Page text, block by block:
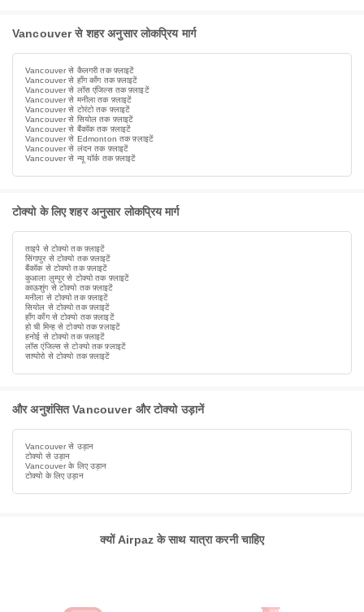
Vancouver से शहर अनुसार लोकप्रिय मार्ग
Vancouver से कैलगरी तक फ़्लाइटें
Vancouver से हाँग काँग तक फ़्लाइटें
Vancouver से लॉस एंजिल्स तक फ़्लाइटें
Vancouver से मनीला तक फ़्लाइटें
Vancouver से टोरंटो तक फ़्लाइटें
Vancouver से सियोल तक फ़्लाइटें
Vancouver से बैंकॉक तक फ़्लाइटें
Vancouver से Edmonton तक फ़्लाइटें
Vancouver से लंदन तक फ़्लाइटें
Vancouver से न्यू यॉर्क तक फ़्लाइटें
टोक्यो के लिए शहर अनुसार लोकप्रिय मार्ग
ताइपे से टोक्यो तक फ़्लाइटें
सिंगापुर से टोक्यो तक फ़्लाइटें
बैंकॉक से टोक्यो तक फ़्लाइटें
कुआला लुम्पुर से टोक्यो तक फ़्लाइटें
काऊशुंग से टोक्यो तक फ़्लाइटें
मनीला से टोक्यो तक फ़्लाइटें
सियोल से टोक्यो तक फ़्लाइटें
हाँग काँग से टोक्यो तक फ़्लाइटें
हो ची मिन्ह से टोक्यो तक फ़्लाइटें
हनोई से टोक्यो तक फ़्लाइटें
लॉस एंजिल्स से टोक्यो तक फ़्लाइटें
साप्पोरो से टोक्यो तक फ़्लाइटें
और अनुशंसित Vancouver और टोक्यो उड़ानें
Vancouver से उड़ान
टोक्यो से उड़ान
Vancouver के लिए उड़ान
टोक्यो के लिए उड़ान
क्यों Airpaz के साथ यात्रा करनी चाहिए